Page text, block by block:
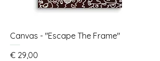
Canvas - "Escape The Frame"
Prijs
€ 29,00